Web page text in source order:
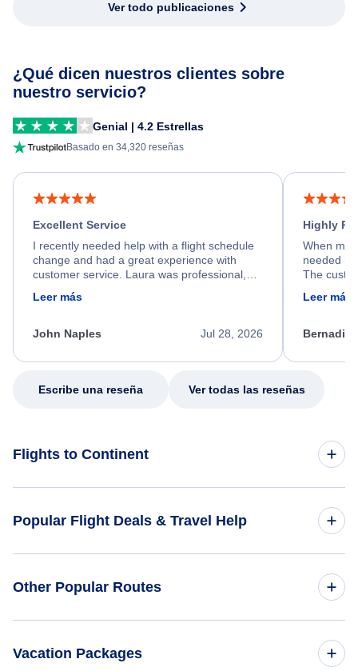
Ver todo publicaciones
¿Qué dicen nuestros clientes sobre
nuestro servicio?
Genial | 4.2 Estrellas
Basado en 34,320 reseñas
Excellent Service
I recently needed help with a flight schedule
change and had a great experience with
customer service. Laura was professional,
friendly, and very helpful throughout the
process. She quickly found a solution and
appreciate her excellent service.
Leer más
Jul 28, 2026
John Naples
Highly
When my
needed
The
calm,
my issue.
Leer más
Escribe una reseña Ver todas las reseñas
Flights to Continent
Flights to Caribbean
Popular Flight Deals & Travel Help
One Way Flights
Other Popular Routes
Vacation Packages